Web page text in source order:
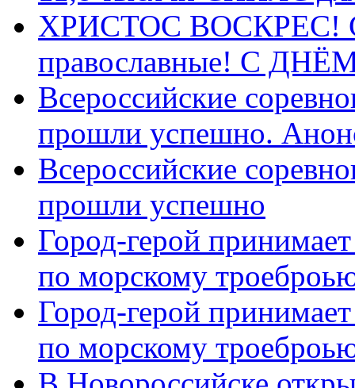
ХРИСТОС ВОСКРЕС! С
православные! C
Всероссийские
прошли успешно.
Всероссийские
прошли успешно
Город-герой
по морскому
Город-герой
по морскому